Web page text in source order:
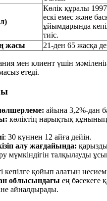
Көлік құралы
ескі емес және
ұйымдарында
тиіс.
жасы
21-ден 65 жасқа
мен клиент үшін
етеді.
айына 3,2%-дан
көліктің нарықтық
: 30 күннен 12 айға дейін.
алу жағдайында:
мүмкіндігін талқылауды
кепілге қойып алатын
облысындағы ең бәсекеге
айналдырады.